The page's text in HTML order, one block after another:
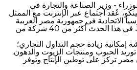
- وزير الصناعة والتجارة في
عُقد اجتماع عبر الإنترنت مع الممثل
الاتحادية في جمهورية مصر العربية
أليكسي تيفانيان. وشارك في هذا الحدث أكثر من 40 شركة من
إمكانية زيادة حجم التداول التجاري؛
الحبوب ومنتجات الزيوت والدهون.
مصر تركز على توطين الإنتاج وتوفر